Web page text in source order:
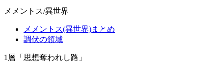
メメントス/異世界
メメントス(異世界)まとめ
調伏の領域
1層「思想奪われし路」